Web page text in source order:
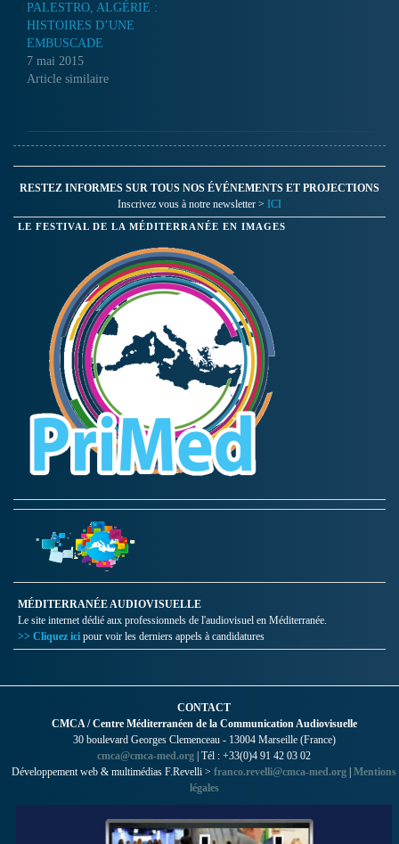
PALESTRO, ALGÉRIE :
HISTOIRES D’UNE
EMBUSCADE
7 mai 2015
Article similaire
RESTEZ INFORMES SUR TOUS NOS ÉVÉNEMENTS ET PROJECTIONS
Inscrivez vous à notre newsletter > ICI
LE FESTIVAL DE LA MÉDITERRANÉE EN IMAGES
MÉDITERRANÉE AUDIOVISUELLE
Le site internet dédié aux professionnels de l'audiovisuel en Méditerranée.
>> Cliquez ici pour voir les derniers appels à candidatures
CONTACT
CMCA / Centre Méditerranéen de la Communication Audiovisuelle
30 boulevard Georges Clemenceau - 13004 Marseille (France)
cmca@cmca-med.org | Tél : +33(0)4 91 42 03 02
Développement web & multimédias F.Revelli > franco.revelli@cmca-med.org Mentions
légales